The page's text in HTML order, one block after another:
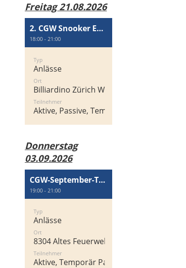
Freitag 21.08.2026
2. CGW Snooker Event
18:00 - 21:00
Typ
Anlässe
Ort
Billiardino Zürich West, Heinrichstrasse
Teilnehmer
Aktive, Passive, Temporär Passiv
Donnerstag
03.09.2026
CGW-September-Treff
19:00 - 21:00
Typ
Anlässe
Ort
8304 Altes Feuerwehrgebäude,
Teilnehmer
Aktive, Temporär Passiv, Passive